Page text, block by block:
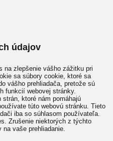
údajov
na zlepšenie vášho zážitku pri
sa súbory cookie, ktoré sa
vášho prehliadača, pretože sú
funkcií webovej stránky.
ktoré nám pomáhajú
túto webovú stránku. Tieto
iba so súhlasom používateľa.
Zrušenie niektorých z týchto
vaše prehliadanie.